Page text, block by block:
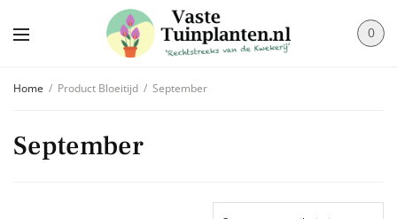
0
Home / Product Bloeitijd / September
September